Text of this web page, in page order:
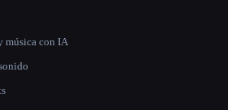
música con IA